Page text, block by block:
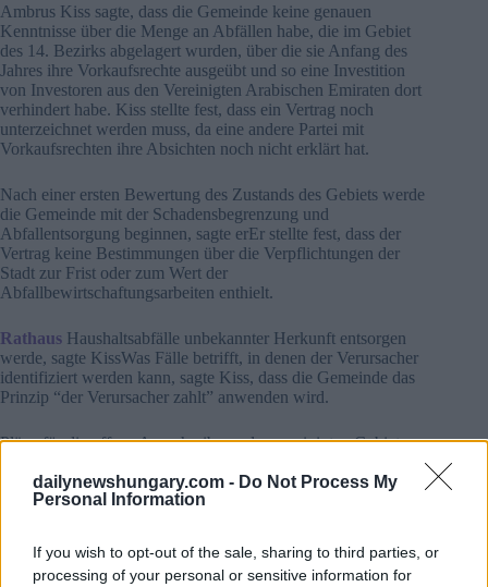
dailynewshungary.com - Do Not Process My
Personal Information
If you wish to opt-out of the sale, sharing to third parties, or
processing of your personal or sensitive information for
Ambrus Kiss sagte, dass die Gemeinde keine genauen
Kenntnisse über die Menge an Abfällen habe, die im Gebiet
des 14. Bezirks abgelagert wurden, über die sie Anfang des
Jahres ihre Vorkaufsrechte ausgeübt und so eine Investition
von Investoren aus den Vereinigten Arabischen Emiraten dort
verhindert habe. Kiss stellte fest, dass ein Vertrag noch
unterzeichnet werden muss, da eine andere Partei mit
Vorkaufsrechten ihre Absichten noch nicht erklärt hat.
Nach einer ersten Bewertung des Zustands des Gebiets werde
die Gemeinde mit der Schadensbegrenzung und
Abfallentsorgung beginnen, sagte erEr stellte fest, dass der
Vertrag keine Bestimmungen über die Verpflichtungen der
Stadt zur Frist oder zum Wert der
Abfallbewirtschaftungsarbeiten enthielt.
Rathaus Haushaltsabfälle unbekannter Herkunft entsorgen
werde, sagte KissWas Fälle betrifft, in denen der Verursacher
identifiziert werden kann, sagte Kiss, dass die Gemeinde das
Prinzip “der Verursacher zahlt” anwenden wird.
Pläne für die offene Ausschreibung des gereinigten Gebiets
werden, sagte erDie Gemeinde werde auch die Einberufung
eines Koordinierungsgremiums zwischen Budapest und der
Lesen Sie auch: